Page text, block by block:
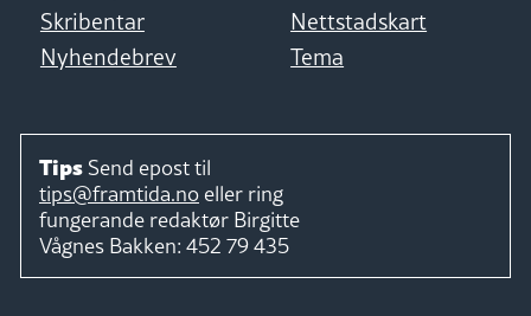
Skribentar
Nettstadskart
Nyhendebrev
Tema
Tips Send epost til
tips@framtida.no eller ring
fungerande redaktør Birgitte
Vågnes Bakken: 452 79 435